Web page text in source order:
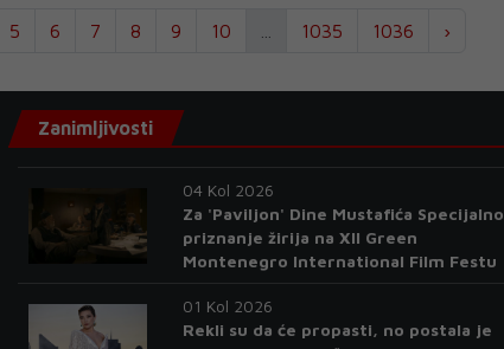
5 6 7 8 9 10 1035 1036 ›
Zanimljivosti
04 Kol 2026
Za 'Paviljon' Dine Mustafića Specijalno
priznanje žirija na XII Green
Montenegro International Film Festu
01 Kol 2026
Rekli su da će propasti, no postala je